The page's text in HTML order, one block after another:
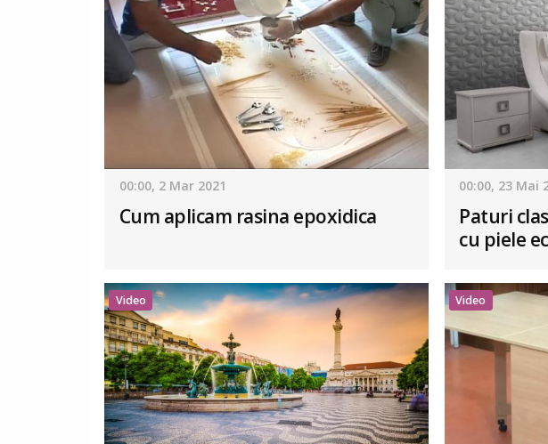
00:00, 2 Mar 2021
Cum aplicam rasina epoxidica
00:00, 23 Mai
Paturi
cu piele
Video Video